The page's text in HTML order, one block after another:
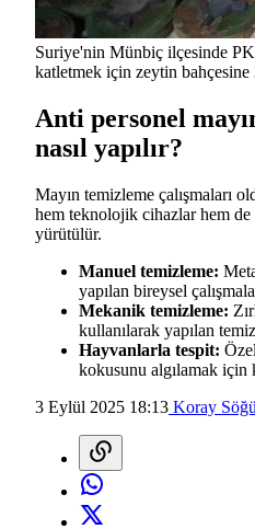
Suriye'nin Münbiç ilçesinde
katletmek için zeytin bahçesine
Anti personel
nasıl yapılır?
Mayın temizleme çalışmaları
hem teknolojik cihazlar hem
yürütülür.
Manuel temizleme:
yapılan bireysel
Mekanik temizleme:
kullanılarak yapılan
Hayvanlarla tespit:
kokusunu algılamak için
3 Eylül 2025 18:13 Koray